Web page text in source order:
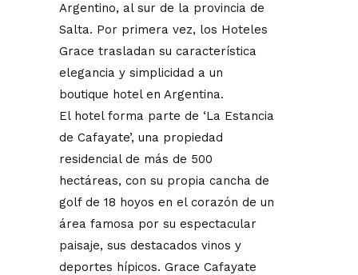
Argentino, al sur de la provincia de
Salta. Por primera vez, los Hoteles
Grace trasladan su característica
elegancia y simplicidad a un
boutique hotel en Argentina.
El hotel forma parte de ‘La Estancia
de Cafayate’, una propiedad
residencial de más de 500
hectáreas, con su propia cancha de
golf de 18 hoyos en el corazón de un
área famosa por su espectacular
paisaje, sus destacados vinos y
deportes hípicos. Grace Cafayate